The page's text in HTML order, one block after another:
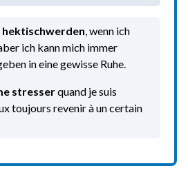
hektischwerden, wenn ich
ich kann mich immer
in eine gewisse Ruhe.
stresserquand je suis
toujours revenir à un certain